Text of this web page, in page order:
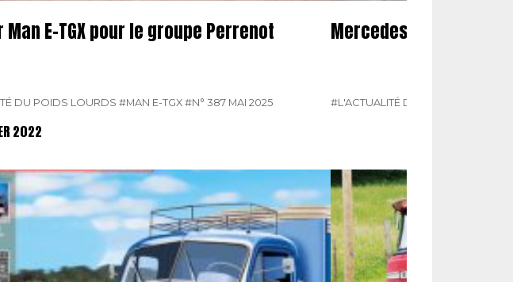
E-TGX pour le groupe Perrenot
DU POIDS LOURDS #MAN E-TGX#N° 387 MAI 2025
Mercedes présente
#L'ACTUALITÉ DU POIDS LOURDS
2022